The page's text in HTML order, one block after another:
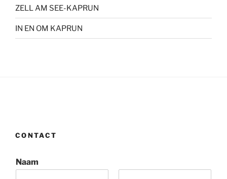
ZELL AM SEE-KAPRUN
IN EN OM KAPRUN
CONTACT
Naam